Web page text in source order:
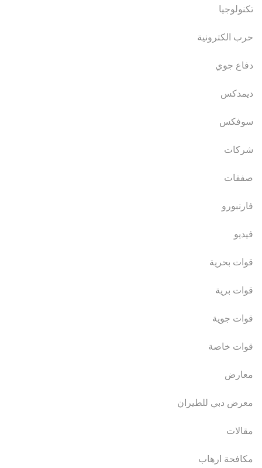
تكنولوجيا
حرب الكترونية
دفاع جوي
ديمدكس
سوفكس
شركات
صفقات
فارنبورو
فيديو
قوات بحرية
قوات برية
قوات جوية
قوات خاصة
معارض
معرض دبي للطيران
مقالات
مكافحة ارهاب